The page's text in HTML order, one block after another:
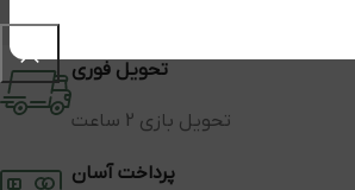
تحویل فوری
تحویل بازی 2 ساعت
پرداخت آسان